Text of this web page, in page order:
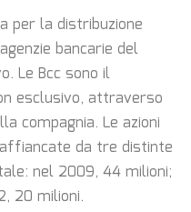
per la distribuzione
bancarie del
Le Bcc sono il
esclusivo, attraverso
compagnia. Le azioni
da tre distinte
nel 2009, 44 milioni;
20 milioni.